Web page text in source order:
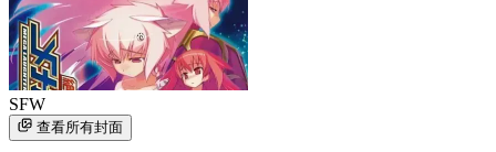
SFW
查看所有封面